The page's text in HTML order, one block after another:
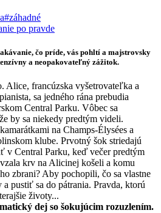
#záhadné
po pravde
čo príde, vás pohltí a majstrovsky
a neopakovateľný zážitok.
Alice, francúzska vyšetrovateľka a
sa jedného rána prebudia
Central Parku. Vôbec sa
by sa niekedy predtým videli.
na Champs-Élysées a
klube. Prvotný šok striedajú
v Central Parku, keď večer predtým
krv na Alicinej košeli a komu
zbrani? Aby pochopili, čo sa vlastne
pustiť sa do pátrania. Pravda, ktorú
životy...
dej so šokujúcim rozuzlením.